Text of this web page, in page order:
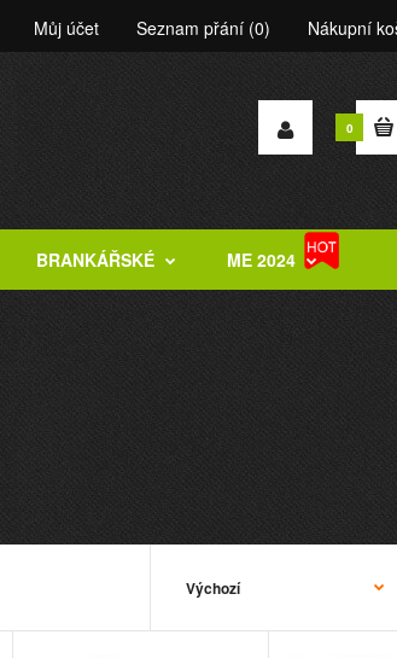
Můj účet Seznam přání (0) Nákupní
0
BRANKÁŘSKÉ ME 2024